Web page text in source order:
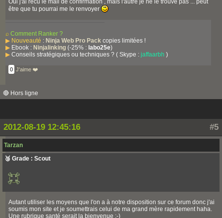
être que tu pourrai me le renvoyer
⌕ Comment Ranker ?
▶ Nouveauté : Ninja Web Pro Pack copies limitées !
▶ Ebook : Ninjalinking (-25% : labo25e)
▶ Conseils stratégiques ou techniques ? ( Skype : jaffaarbh )
0 J'aime ❤️
🔴 Hors ligne
#5
2012-08-19 12:45:16
Tarzan
🥉 Grade : Scout
Autant utiliser les moyens que l'on a à notre disposition sur ce forum donc j'ai
soumis mon site et je soumettrais celui de ma grand mère rapidement haha.
Une rubrique santé serait la bienvenue :-)